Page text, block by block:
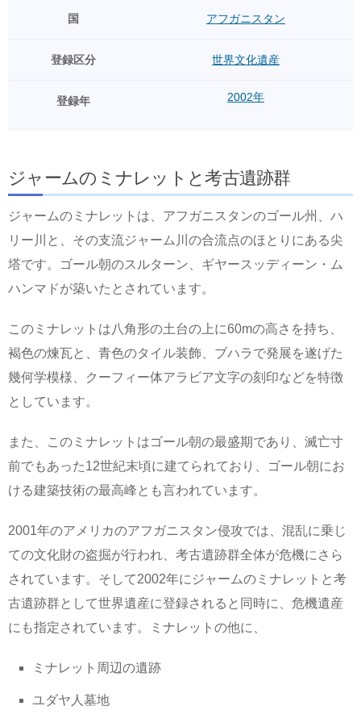
国 アフガニスタン
登録区分 世界文化遺産
登録年 2002年
ジャームのミナレットと考古遺跡群
ジャームのミナレットは、アフガニスタンのゴール州、ハ
リー川と、その支流ジャーム川の合流点のほとりにある尖
塔です。ゴール朝のスルターン、ギヤースッディーン・ム
ハンマドが築いたとされています。
このミナレットは八角形の土台の上に60mの高さを持ち、
褐色の煉瓦と、青色のタイル装飾、ブハラで発展を遂げた
幾何学模様、クーフィー体アラビア文字の刻印などを特徴
としています。
また、このミナレットはゴール朝の最盛期であり、滅亡寸
前でもあった12世紀末頃に建てられており、ゴール朝にお
ける建築技術の最高峰とも言われています。
2001年のアメリカのアフガニスタン侵攻では、混乱に乗じ
ての文化財の盗掘が行われ、考古遺跡群全体が危機にさら
されています。そして2002年にジャームのミナレットと考
古遺跡群として世界遺産に登録されると同時に、危機遺産
にも指定されています。ミナレットの他に、
ミナレット周辺の遺跡
ユダヤ人墓地